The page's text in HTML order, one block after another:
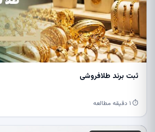
ثبت برند طلافروشی
⏱ ۱ دقیقه مطالعه